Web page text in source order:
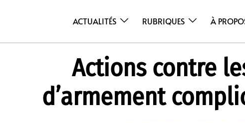
ACTUALITÉS RUBRIQUES À
Actions contre
d’armement